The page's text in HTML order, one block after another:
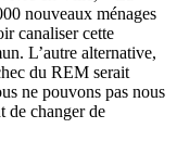
nouveaux ménages
canaliser cette
L’autre alternative,
du REM serait
ne pouvons pas nous
de changer de